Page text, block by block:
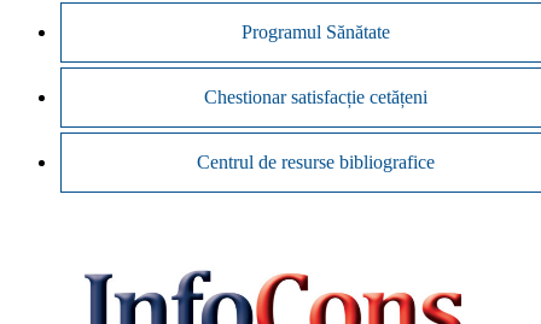
Programul Sănătate
Chestionar satisfacție cetățeni
Centrul de resurse bibliografice